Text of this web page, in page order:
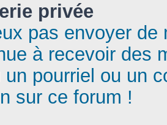
privée
pas envoyer de
à recevoir des
un pourriel ou un
sur ce forum !